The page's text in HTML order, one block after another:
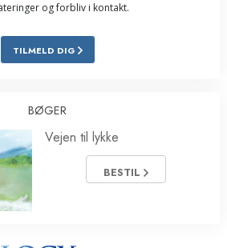
og forbliv i kontakt.
TILMELD DIG
BØGER
Vejen til lykke
BESTIL